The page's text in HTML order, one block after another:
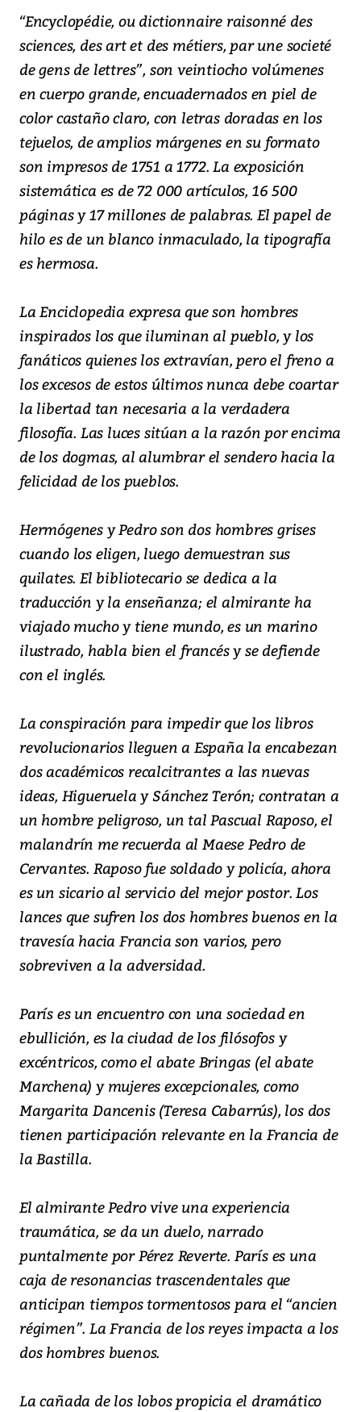
“Encyclopédie, ou dictionnaire raisonné des
sciences, des art et des métiers, par une societé
de gens de lettres”, son veintiocho volúmenes
en cuerpo grande, encuadernados en piel de
color castaño claro, con letras doradas en los
tejuelos, de amplios márgenes en su formato
son impresos de 1751 a 1772. La exposición
sistemática es de 72 000 artículos, 16 500
páginas y 17 millones de palabras. El papel de
hilo es de un blanco inmaculado, la tipografía
es hermosa.
La Enciclopedia expresa que son hombres
inspirados los que iluminan al pueblo, y los
fanáticos quienes los extravían, pero el freno a
los excesos de estos últimos nunca debe coartar
la libertad tan necesaria a la verdadera
filosofía. Las luces sitúan a la razón por encima
de los dogmas, al alumbrar el sendero hacia la
felicidad de los pueblos.
Hermógenes y Pedro son dos hombres grises
cuando los eligen, luego demuestran sus
quilates. El bibliotecario se dedica a la
traducción y la enseñanza; el almirante ha
viajado mucho y tiene mundo, es un marino
ilustrado, habla bien el francés y se defiende
con el inglés.
La conspiración para impedir que los libros
revolucionarios lleguen a España la encabezan
dos académicos recalcitrantes a las nuevas
ideas, Higueruela y Sánchez Terón; contratan a
un hombre peligroso, un tal Pascual Raposo, el
malandrín me recuerda al Maese Pedro de
Cervantes. Raposo fue soldado y policía, ahora
es un sicario al servicio del mejor postor. Los
lances que sufren los dos hombres buenos en la
travesía hacia Francia son varios, pero
sobreviven a la adversidad.
París es un encuentro con una sociedad en
ebullición, es la ciudad de los filósofos y
excéntricos, como el abate Bringas (el abate
Marchena) y mujeres excepcionales, como
Margarita Dancenis (Teresa Cabarrús), los dos
tienen participación relevante en la Francia de
la Bastilla.
El almirante Pedro vive una experiencia
traumática, se da un duelo, narrado
puntalmente por Pérez Reverte. París es una
caja de resonancias trascendentales que
anticipan tiempos tormentosos para el “ancien
régimen”. La Francia de los reyes impacta a los
dos hombres buenos.
La cañada de los lobos propicia el dramático